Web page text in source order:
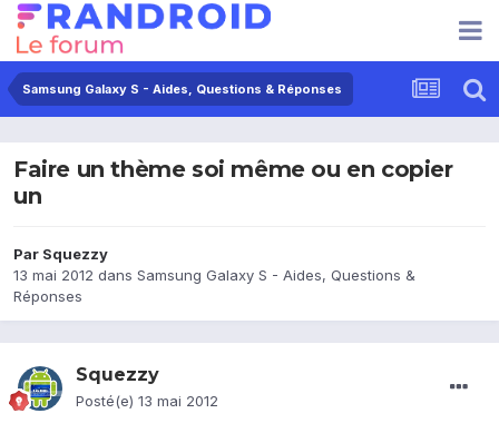
Samsung Galaxy S - Aides, Questions & Réponses
Faire un thème soi même ou en copier
un
Par Squezzy
13 mai 2012 dans Samsung Galaxy S - Aides, Questions &
Réponses
Squezzy
Posté(e) 13 mai 2012